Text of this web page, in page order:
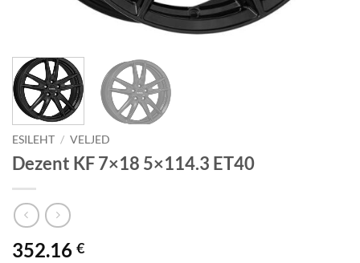
ESILEHT / VELJED
Dezent KF 7×18 5×114.3 ET40
352.16 €